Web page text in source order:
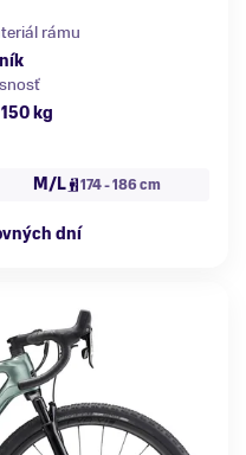
rámu
kg
M/L 174 - 186 cm
dní